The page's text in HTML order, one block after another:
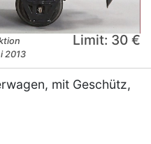
2013
Limit: 30 €
mit Geschütz,